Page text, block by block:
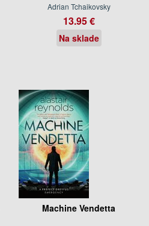
Adrian Tchaikovsky
13.95 €
Na sklade
Machine Vendetta